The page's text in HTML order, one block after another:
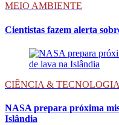
MEIO AMBIENTE
Cientistas fazem alerta
CIÊNCIA & TECNOLOGIA
NASA prepara próxima
Islândia